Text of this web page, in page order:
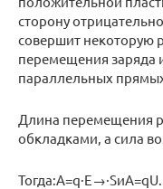
сторону
совершит некоторую
перемещения заряда
параллельных
Длина перемещения
обкладками, а сила
Тогда:A=q·E→·SиA=qU.